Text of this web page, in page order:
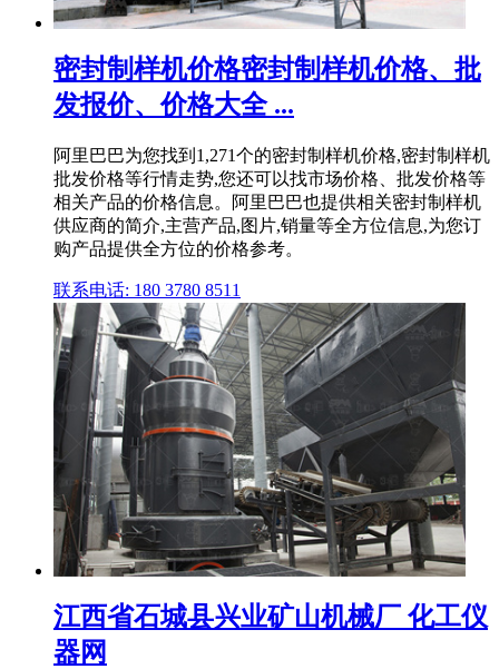
密封制样机价格密封制样机价格、批
发报价、价格大全 ...
阿里巴巴为您找到1,271个的密封制样机价格,密封制样机
批发价格等行情走势,您还可以找市场价格、批发价格等
相关产品的价格信息。阿里巴巴也提供相关密封制样机
供应商的简介,主营产品,图片,销量等全方位信息,为您订
购产品提供全方位的价格参考。
联系电话: 180 3780 8511
江西省石城县兴业矿山机械厂 化工仪
器网